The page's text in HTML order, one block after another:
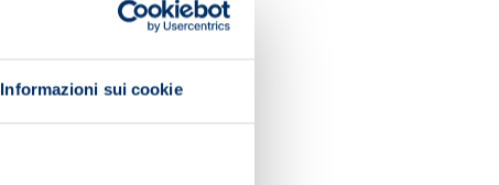
Informazioni sui cookie